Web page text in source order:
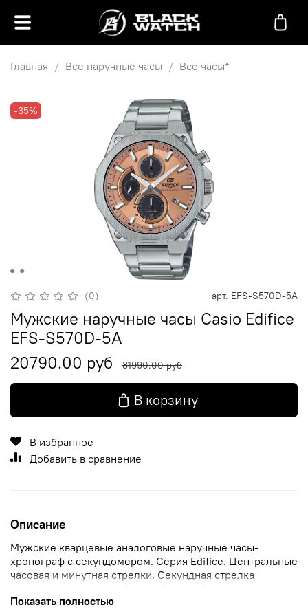
Главная Все наручные часы Все часы*
-35%
(0) арт. EFS-S570D-5A
Мужские наручные часы Casio Edifice
EFS-S570D-5A
20790.00 руб
31990.00 руб
В корзину
В избранное
Добавить в сравнение
Описание
Мужские кварцевые аналоговые наручные часы-
хронограф с секундомером. Серия Edifice. Центральные
часовая и минутная стрелки. Секундная стрелка
вынесена на отдельный малый циферблат в положении
9 ч. Окошко даты в положении 4 ч. Оранжевый
Показать полностью